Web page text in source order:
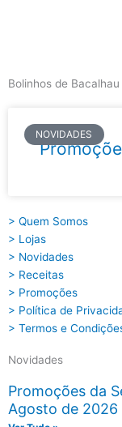
Bolinhos de
NOVIDADES
> Quem Somos
> Lojas
> Novidades
> Receitas
> Promoções
> Política de
> Termos e
Novidades
Promoções da
Agosto de 2026